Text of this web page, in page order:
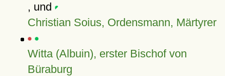
, und
Christian Soius, Ordensmann, Märtyrer
Witta (Albuin), erster Bischof von
Büraburg